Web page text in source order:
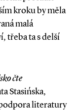
kroku by měla
malá
třeba ta s delší
čte
Stasińska,
literatury